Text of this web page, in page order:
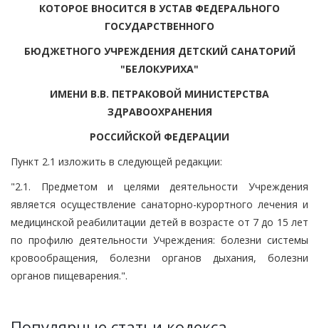
КОТОРОЕ ВНОСИТСЯ В УСТАВ ФЕДЕРАЛЬНОГО
ГОСУДАРСТВЕННОГО
БЮДЖЕТНОГО УЧРЕЖДЕНИЯ ДЕТСКИЙ САНАТОРИЙ
"БЕЛОКУРИХА"
ИМЕНИ В.В. ПЕТРАКОВОЙ МИНИСТЕРСТВА
ЗДРАВООХРАНЕНИЯ
РОССИЙСКОЙ ФЕДЕРАЦИИ
Пункт 2.1 изложить в следующей редакции:
"2.1. Предметом и целями деятельности Учреждения
является осуществление санаторно-курортного лечения и
медицинской реабилитации детей в возрасте от 7 до 15 лет
по профилю деятельности Учреждения: болезни системы
кровообращения, болезни органов дыхания, болезни
органов пищеварения.".